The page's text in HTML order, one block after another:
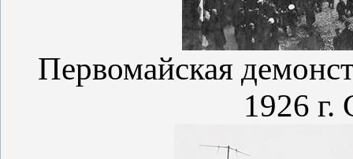
Первомайская
1926